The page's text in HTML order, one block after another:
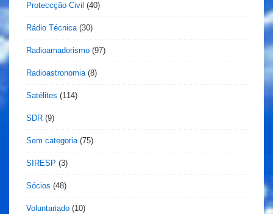
Proteccção Civil (40)
Rádio Técnica(30)
Radioamadorismo (97)
Radioastronomia(8)
Satélites (114)
SDR (9)
Sem categoria(75)
SIRESP (3)
Sócios (48)
Voluntariado (10)